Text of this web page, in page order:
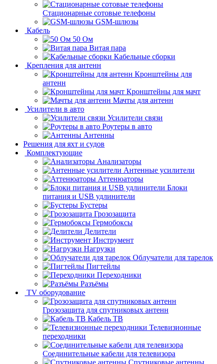
Стационарные сотовые телефоны
GSM-шлюзы
Кабель
50 Ом
Витая пара
Кабельные сборки
Крепления для антенн
Кронштейны для
антенн
Кронштейны для мачт
Мачты для антенн
Усилители в авто
Усилители связи
Роутеры в авто
Антенны
Решения для яхт и судов
Комплектующие
Анализаторы
Антенные усилители
Аттенюаторы
Блоки
питания и USB удлинители
Бустеры
Грозозащита
Гермобоксы
Делители
Инструмент
Нагрузки
Облучатели для тарелок
Пигтейлы
Переходники
Разъёмы
TV оборудование
Грозозащита для спутниковых антенн
Кабель ТВ
Телевизионные
переходники
Соединительные кабели для телевизора
Спутниковые антенны